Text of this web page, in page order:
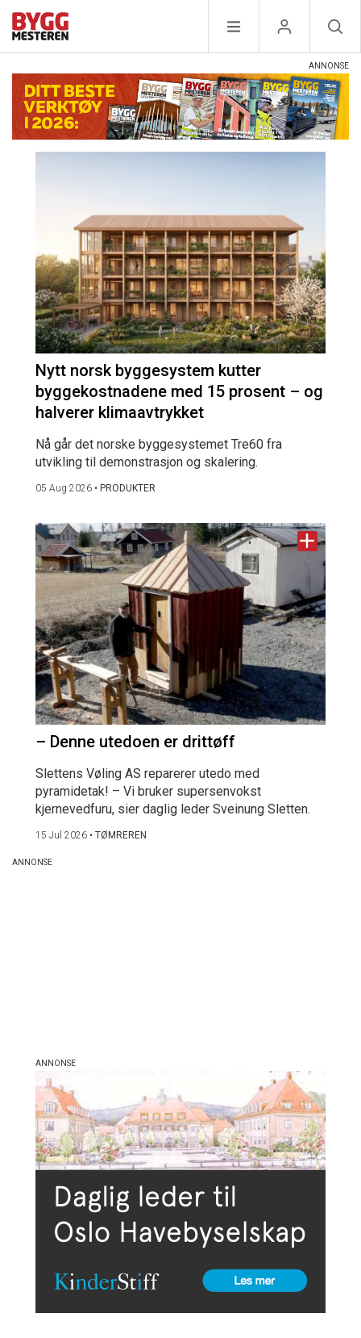
Nytt norsk byggesystem kutter
byggekostnadene med 15 prosent – og
halverer klimaavtrykket
Nå går det norske byggesystemet Tre60 fra
utvikling til demonstrasjon og skalering.
05 Aug 2026 • PRODUKTER
– Denne utedoen er drittøff
Slettens Vøling AS reparerer utedo med
pyramidetak! – Vi bruker supersenvokst
kjernevedfuru, sier daglig leder Sveinung Sletten.
15 Jul 2026 • TØMREREN